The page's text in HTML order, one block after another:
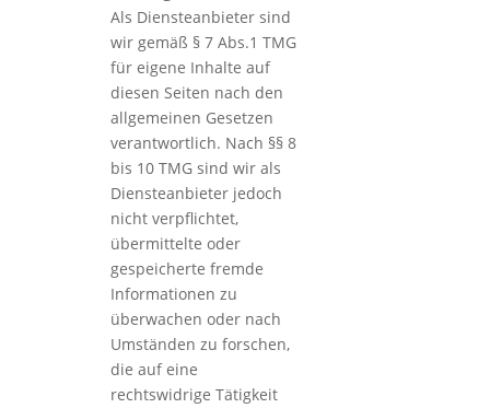
Als Diensteanbieter sind
wir gemäß § 7 Abs.1 TMG
für eigene Inhalte auf
diesen Seiten nach den
allgemeinen Gesetzen
verantwortlich. Nach §§ 8
bis 10 TMG sind wir als
Diensteanbieter jedoch
nicht verpflichtet,
übermittelte oder
gespeicherte fremde
Informationen zu
überwachen oder nach
Umständen zu forschen,
die auf eine
rechtswidrige Tätigkeit